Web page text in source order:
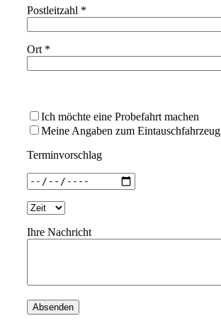
Postleitzahl *
Ort *
lasse
dieses
leer.
Ich möchte eine Probefahrt machen
Meine Angaben zum Eintauschfahrzeug
Terminvorschlag
Ihre Nachricht